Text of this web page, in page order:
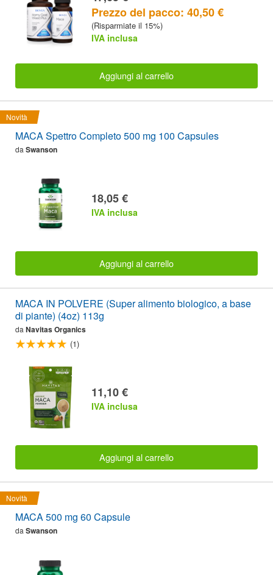
Prezzo del pacco: 40,50 €
(Risparmiate il 15%)
IVA inclusa
Aggiungi al carrello
Novità
MACA Spettro Completo 500 mg 100 Capsules
da Swanson
18,05 €
IVA inclusa
Aggiungi al carrello
MACA IN POLVERE (Super alimento biologico, a base
di piante) (4oz) 113g
daNavitas Organics
(1)
11,10 €
IVA inclusa
Aggiungi al carrello
Novità
MACA 500 mg 60 Capsule
da Swanson